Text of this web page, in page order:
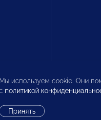
Мы используем cookie. Они
политикой
Принять